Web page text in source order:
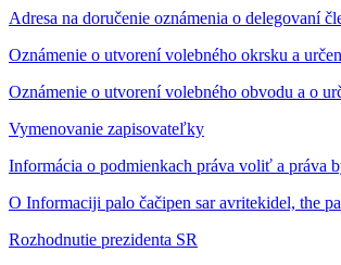
Adresa na doručenie oznámenia o delegovaní
Oznámenie o utvorení volebného okrsku a
Oznámenie o utvorení volebného obvodu a o
Vymenovanie zapisovateľky
Informácia o podmienkach práva voliť a práva
O Informaciji palo čačipen sar avritekidel, the
Rozhodnutie prezidenta SR